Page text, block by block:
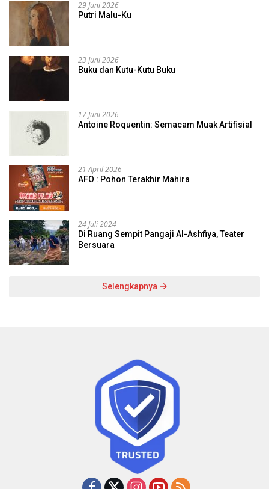
29 Juni 2026
Putri Malu-Ku
23 Juni 2026
Buku dan Kutu-Kutu Buku
17 Juni 2026
Antoine Roquentin: Semacam Muak Artifisial
21 April 2026
AFO : Pohon Terakhir Mahira
24 Juli 2024
Di Ruang Sempit Pangaji Al-Ashfiya, Teater
Bersuara
Selengkapnya